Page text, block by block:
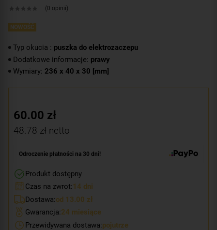
(0 opinii)
NOWOŚĆ
Typ okucia : puszka do elektrozaczepu
Dodatkowe informacje: prawy
Wymiary: 236 x 40 x 30 [mm]
60.00 zł
48.78 zł netto
Odroczenie płatności na 30 dni!
Produkt dostępny
Czas na zwrot:14 dni
Dostawa:od 13.00 zł
Gwarancja:24 miesiące
Przewidywana dostawa:pojutrze